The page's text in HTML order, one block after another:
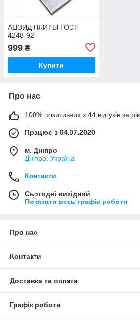
АЦЭИД ПЛИТЫ ГОСТ
4248-92
999 ₴
Купити
Про нас
100% позитивних з 44 відгуків за рік
Працює з 04.07.2020
м. Дніпро
Дніпро, Україна
Контакти
Сьогодні вихідний
Показати весь графік роботи
Про нас
Контакти
Доставка та оплата
Графік роботи